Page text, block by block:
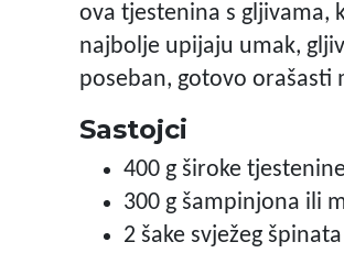
ova tjestenina s gljivama,
najbolje upijaju umak,
poseban, gotovo orašasti
Sastojci
400 g široke
300 g šampinjona ili
2 šake svježeg špinata